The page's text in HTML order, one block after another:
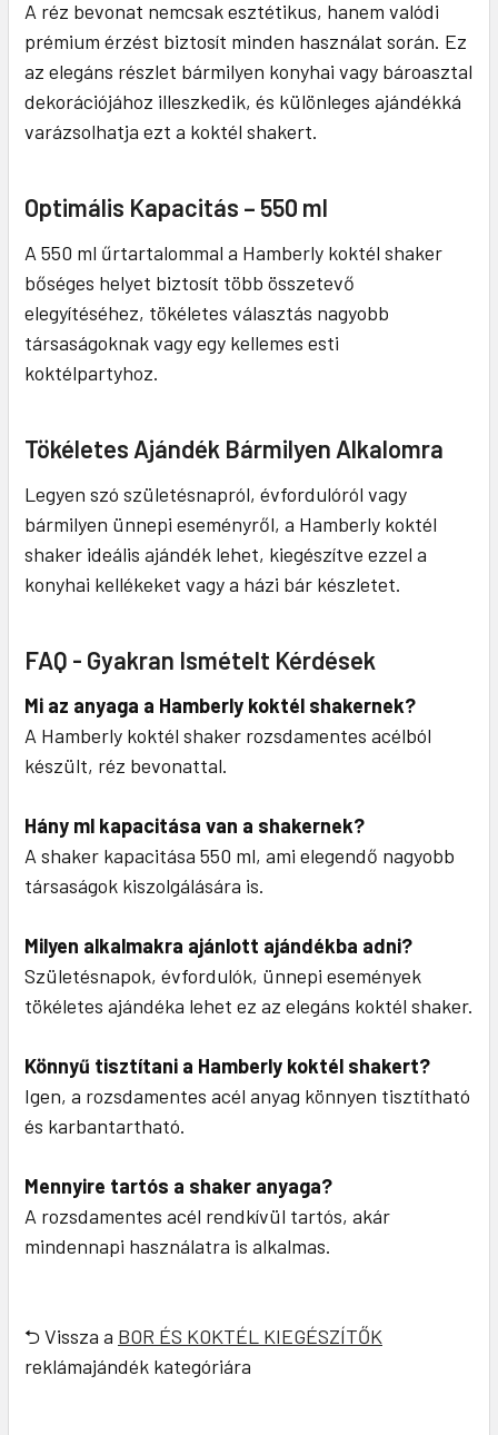
A réz bevonat nemcsak esztétikus, hanem valódi
prémium érzést biztosít minden használat során. Ez
az elegáns részlet bármilyen konyhai vagy bároasztal
dekorációjához illeszkedik, és különleges ajándékká
varázsolhatja ezt a koktél shakert.
Optimális Kapacitás – 550 ml
A 550 ml űrtartalommal a Hamberly koktél shaker
bőséges helyet biztosít több összetevő
elegyítéséhez, tökéletes választás nagyobb
társaságoknak vagy egy kellemes esti
koktélpartyhoz.
Tökéletes Ajándék Bármilyen Alkalomra
Legyen szó születésnapról, évfordulóról vagy
bármilyen ünnepi eseményről, a Hamberly koktél
shaker ideális ajándék lehet, kiegészítve ezzel a
konyhai kellékeket vagy a házi bár készletet.
FAQ - Gyakran Ismételt Kérdések
Mi az anyaga a Hamberly koktél shakernek?
A Hamberly koktél shaker rozsdamentes acélból
készült, réz bevonattal.
Hány ml kapacitása van a shakernek?
A shaker kapacitása 550 ml, ami elegendő nagyobb
társaságok kiszolgálására is.
Milyen alkalmakra ajánlott ajándékba adni?
Születésnapok, évfordulók, ünnepi események
tökéletes ajándéka lehet ez az elegáns koktél shaker.
Könnyű tisztítani a Hamberly koktél shakert?
Igen, a rozsdamentes acél anyag könnyen tisztítható
és karbantartható.
Mennyire tartós a shaker anyaga?
A rozsdamentes acél rendkívül tartós, akár
mindennapi használatra is alkalmas.
⮌ Vissza a BOR ÉS KOKTÉL KIEGÉSZÍTŐK
reklámajándék kategóriára